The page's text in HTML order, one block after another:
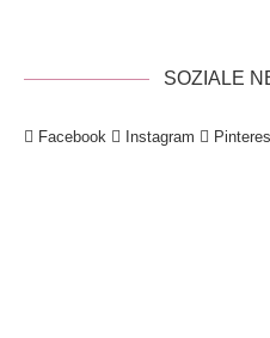
SOZIALE
Facebook Instagram